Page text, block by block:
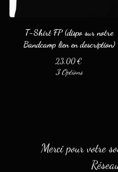
T-Shirt FP (dispo sur notre
Bandcamp lien en description)
23,00€
3 Options
Merci pour votre